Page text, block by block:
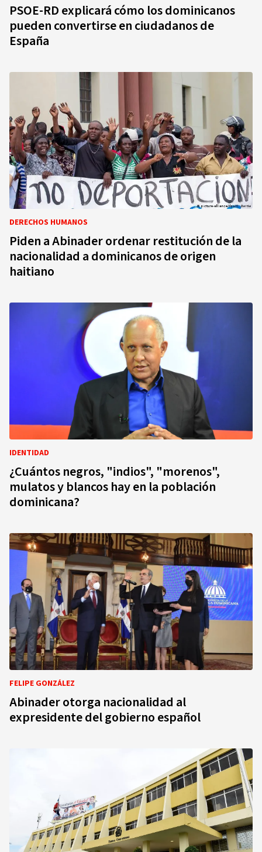
PSOE-RD explicará cómo los dominicanos
pueden convertirse en ciudadanos de
España
DERECHOS HUMANOS
Piden a Abinader ordenar restitución de la
nacionalidad a dominicanos de origen
haitiano
IDENTIDAD
¿Cuántos negros, "indios", "morenos",
mulatos y blancos hay en la población
dominicana?
FELIPE GONZÁLEZ
Abinader otorga nacionalidad al
expresidente del gobierno español